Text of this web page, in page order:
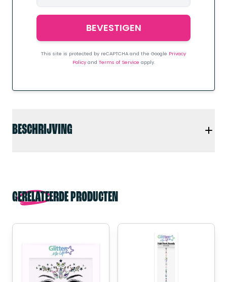
BESCHRIJVING
This site is protected by reCAPTCHA and the Google Privacy
Policy and Terms of Service apply.
GERELATEERDE PRODUCTEN